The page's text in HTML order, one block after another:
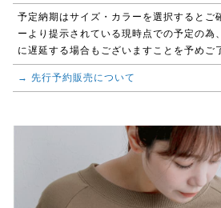
予定納期はサイズ・カラーを選択するとご
ーより提示されている現時点での予定の為
に遅延する場合もございますことを予めご
→ 先行予約販売について